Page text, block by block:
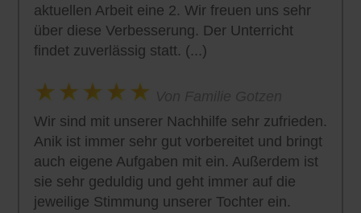
aktuellen Arbeit eine 2. Wir freuen uns sehr
über diese Verbesserung. Der Unterricht
findet zuverlässig statt. (...)
Wir sind mit unserer Nachhilfe sehr zufrieden.
Anik ist immer sehr gut vorbereitet und bringt
auch eigene Aufgaben mit ein. Außerdem ist
sie sehr geduldig und geht immer auf die
jeweilige Stimmung unserer Tochter ein.